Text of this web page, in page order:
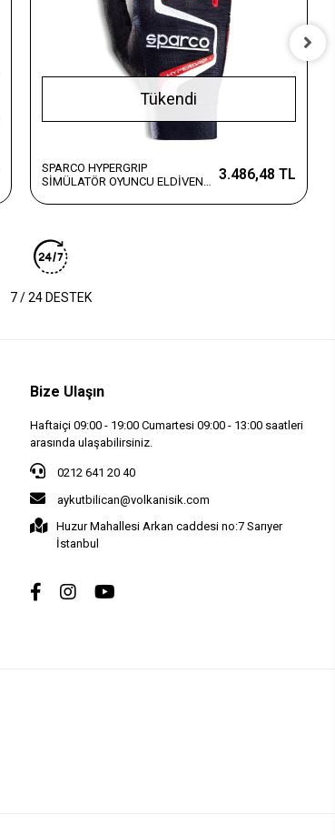
Tükendi
SPARCO HYPERGRIP
SİMÜLATÖR OYUNCU ELDİVENİ
3.486,48 TL
7 / 24 DESTEK
Bize Ulaşın
Haftaiçi 09:00 - 19:00 Cumartesi 09:00 - 13:00 saatleri
arasında ulaşabilirsiniz.
0212 641 20 40
aykutbilican@volkanisik.com
Huzur Mahallesi Arkan caddesi no:7 Sarıyer
İstanbul